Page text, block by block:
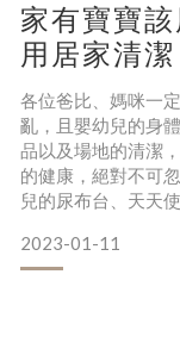
家有寶寶
用居家清
都沒問題
各位爸比、媽咪一
亂，且嬰幼兒的身
品以及場地的清潔
的健康，絕對不可
兒的尿布台、天天
些地方細菌非常多
入強鹼強酸（硫酸
2023-01-11